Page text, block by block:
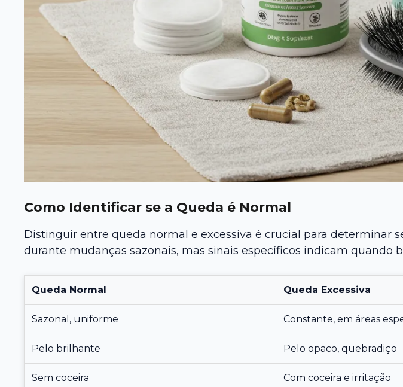
Como Identificar se a Queda é Normal
Distinguir entre queda normal e excessiva é crucial para determinar
durante mudanças sazonais, mas sinais específicos indicam quando
Queda Normal Queda Excessiva
Sazonal, uniforme Constante, em áreas
Pelo brilhante Pelo opaco, quebradiço
Sem coceira Com coceira e irritação